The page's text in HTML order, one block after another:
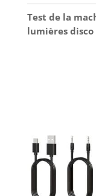
Test de la
lumières